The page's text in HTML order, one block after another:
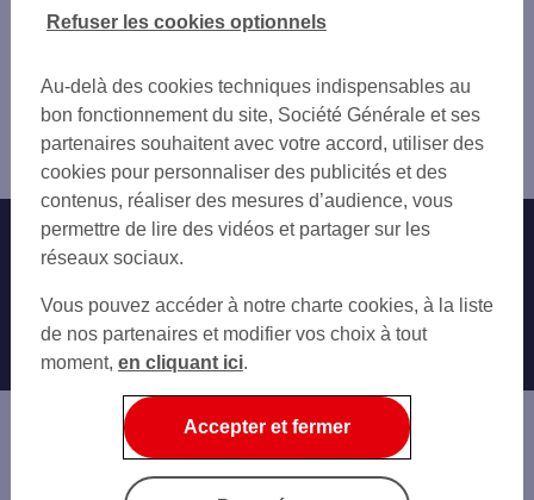
DISNEY IMAGINATIONS
SERRIS VAL D'EUROPE
LA VALLEE SHOPPING
SERRIS 14 PL D ARIANE
GARE SNCF MARNE LA VALLEE CHESSY
MAGNY LE HONGRE
C.CIAL VAL D'EUROPE
HOTEL EXPLORERS
SERRIS VILLAGE
CHESSY BOURG
BAILLY ROMAINVILLIERS 11 BD DES SPO
CHANTELOUP EN BRIE 82 AV DU CHENE S
TORCY
CLAYE-SOUILLY
NOISIEL
LOGNES
MEAUX
ROISSY-EN-BRIE
CHAMPS-SUR-MARNE
OZOIR-LA-FERRIÈRE
PONTAULT-COMBAULT
VILLEPARISIS
LE PLESSIS-TRÉVISE
MONTFERMEIL
NOISY-LE-GRAND
LA QUEUE-EN-BRIE
MITRY-MORY
Vous êtes ici : Accueil
Coupvray
Distributeur/automate DISNEY VILLAGE
Nos engagements Nous contacter
Autres sites SG
Professionnels
Entreprises
Associations
Banque privée
Informations légales
Au-delà des cookies techniques indispensables au
bon fonctionnement du site, Société Générale et ses
partenaires souhaitent avec votre accord, utiliser des
cookies pour personnaliser des publicités et des
contenus, réaliser des mesures d’audience, vous
permettre de lire des vidéos et partager sur les
réseaux sociaux.
Vous pouvez accéder à notre charte cookies, à la liste
de nos partenaires et modifier vos choix à tout
moment, en cliquant ici.
Refuser les cookies optionnels
Accepter et fermer